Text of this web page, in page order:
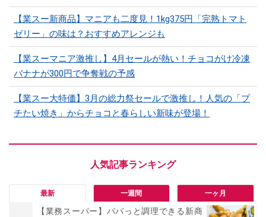
【業スー新商品】マニアも二度見！1kg375円「完熟トマト
ゼリー」の味は？おすすめアレンジも
【業スーマニア激推し】4月セールが熱い！チョコがけ冷凍
バナナが300円で争奪戦の予感
【業スー大特価】3月の総力祭セールで激推し！人気の「プ
チたい焼き」からチョコと春らしい新味が登場！
最新 一週間 一ヶ月
【業務スーパー】パパっと調理できる新商